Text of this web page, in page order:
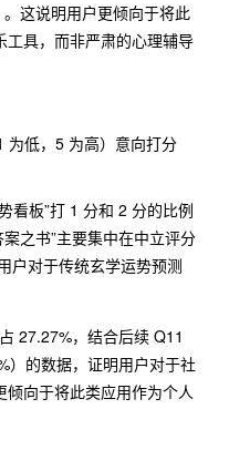
这说明用户更倾向于将此
工具，而非严肃的心理辅导
为低，5 为高）意向打分
看板”打 1 分和 2 分的比例
之书”主要集中在中立评分
户对于传统玄学运势预测
27.27%，结合后续 Q11
）的数据，证明用户对于社
向于将此类应用作为个人